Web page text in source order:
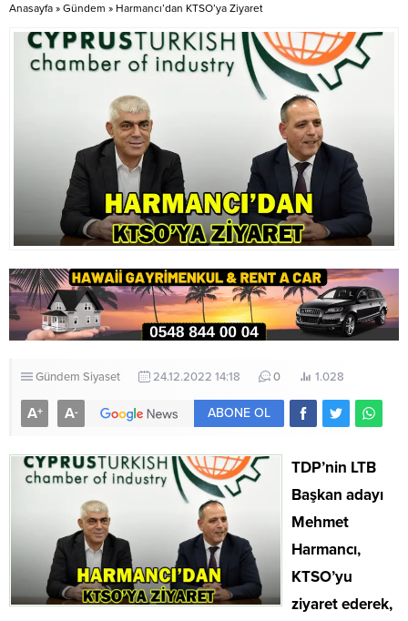
geçirmeye çalıştıklarını belirten
Berova, bu sistemle birlikte
ülkeye getirilen...
Anasayfa » Gündem » Harmancı’dan KTSO’ya Ziyaret
Gündem Siyaset 24.12.2022 14:18 0 1.028
A+ A- ABONE OL
TDP’nin LTB
Başkan adayı
Mehmet
Harmancı,
KTSO’yu
ziyaret ederek,